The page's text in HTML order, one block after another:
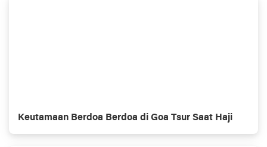
Keutamaan Berdoa Berdoa di Goa Tsur Saat Haji